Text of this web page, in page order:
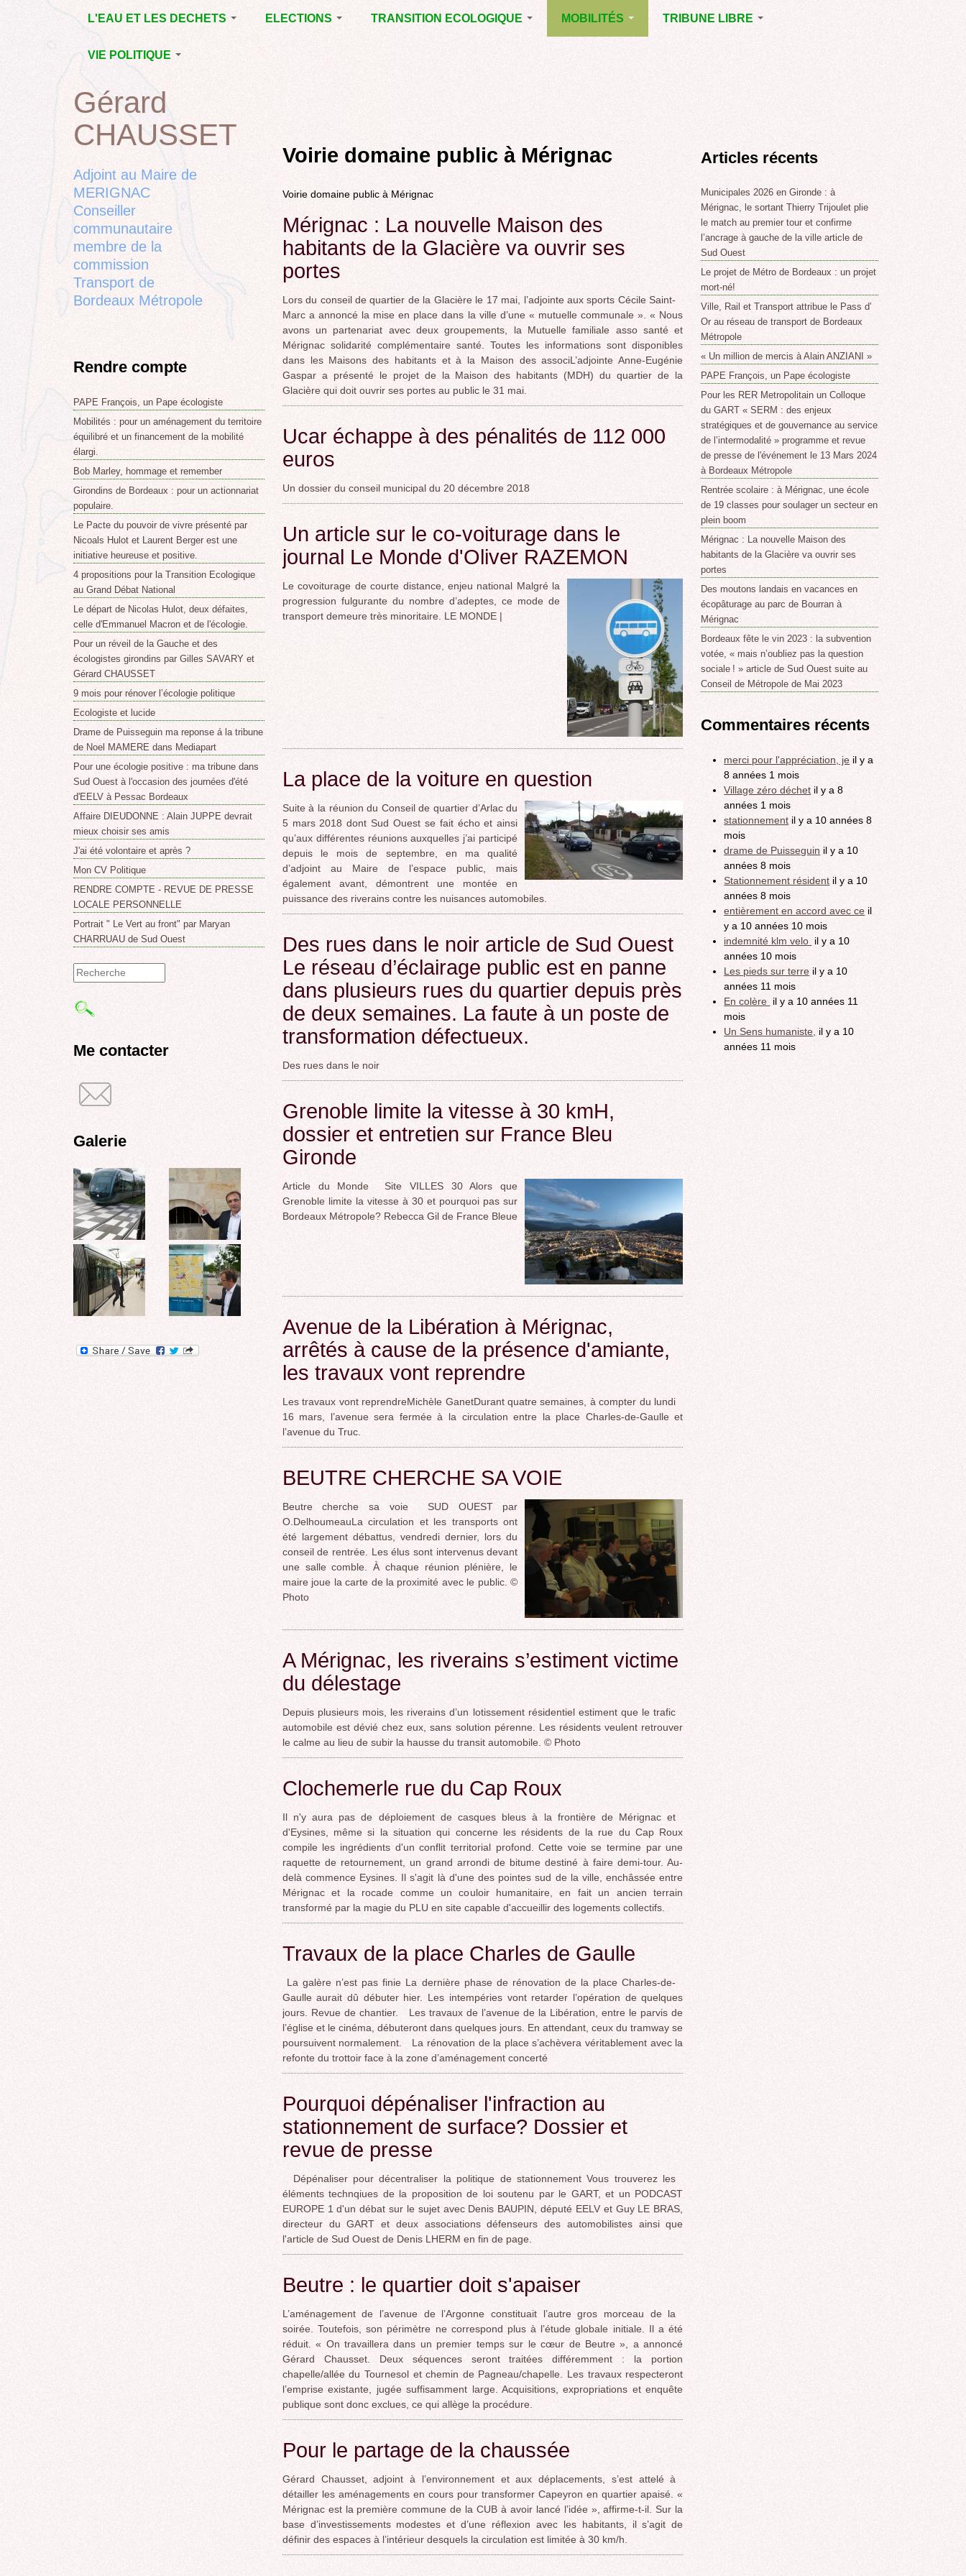
L'EAU ET LES DECHETS
ECONOMIE D’EAU,
SAGE, SÉCHERESSE
LA GESTION DES
DECHETS
CONTRAT DE L'EAU,
POLLUTIONS
ELECTIONS
DÉPARTEMENTALES
RUBRIQUE EN
CHANTIER ET A
COMPLETER
TRANSITION ECOLOGIQUE
LA LUTTE CONTRE
BIODIVERSITE,
ENVIRONNEMENT,
URBANISME
MOBILITÉS
VOIRIE DOMAINE
LE TRAMWAY REJOINT
MÉRIGNAC :
INAUGURATION,
REVUE DE PRESSE
GRAND
CONTOURNEMENT DE
BORDEAUX
TRAMWAY, RER
TRANSPORT
COLLECTIF
ROCADE VDO
TRIBUNE LIBRE
POINT DE VUE
VIE POLITIQUE
L’ACTION POLITIQUE À
MÉRIGNAC
BORDEAUX
METROPOLE
EMPLOI, SOLIDARITES
ELECTIONS,
RUBRIQUES
DIVERSES, PETITES
PHRASES..
to
top
Voirie domaine public à Mérignac
Voirie domaine public à Mérignac
Mérignac : La nouvelle Maison des
habitants de la Glacière va ouvrir ses
portes
Lors du conseil de quartier de la Glacière le 17 mai, l’adjointe aux sports Cécile Saint-
Marc a annoncé la mise en place dans la ville d’une « mutuelle communale ». « Nous
avons un partenariat avec deux groupements, la Mutuelle familiale asso santé et
Mérignac solidarité complémentaire santé. Toutes les informations sont disponibles
dans les Maisons des habitants et à la Maison des associL’adjointe Anne-Eugénie
Gaspar a présenté le projet de la Maison des habitants (MDH) du quartier de la
Glacière qui doit ouvrir ses portes au public le 31 mai.
Ucar échappe à des pénalités de 112 000
euros
Un dossier du conseil municipal du 20 décembre 2018
Un article sur le co-voiturage dans le
journal Le Monde d'Oliver RAZEMON
Le covoiturage de courte distance, enjeu national Malgré la
progression fulgurante du nombre d’adeptes, ce mode de
transport demeure très minoritaire. LE MONDE |
La place de la voiture en question
Suite à la réunion du Conseil de quartier d’Arlac du
5 mars 2018 dont Sud Ouest se fait écho et ainsi
qu’aux différentes réunions auxquelles j’ai participé
depuis le mois de septembre, en ma qualité
d’adjoint au Maire de l’espace public, mais
également avant, démontrent une montée en
puissance des riverains contre les nuisances automobiles.
Des rues dans le noir article de Sud Ouest
Le réseau d’éclairage public est en panne
dans plusieurs rues du quartier depuis près
de deux semaines. La faute à un poste de
transformation défectueux.
Des rues dans le noir
Grenoble limite la vitesse à 30 kmH,
dossier et entretien sur France Bleu
Gironde
Article du Monde Site VILLES 30 Alors que
Grenoble limite la vitesse à 30 et pourquoi pas sur
Bordeaux Métropole? Rebecca Gil de France Bleue
Avenue de la Libération à Mérignac,
arrêtés à cause de la présence d'amiante,
les travaux vont reprendre
Les travaux vont reprendreMichèle GanetDurant quatre semaines, à compter du lundi
16 mars, l’avenue sera fermée à la circulation entre la place Charles-de-Gaulle et
l’avenue du Truc.
BEUTRE CHERCHE SA VOIE
Beutre cherche sa voie SUD OUEST par
O.DelhoumeauLa circulation et les transports ont
été largement débattus, vendredi dernier, lors du
conseil de rentrée. Les élus sont intervenus devant
une salle comble. À chaque réunion plénière, le
maire joue la carte de la proximité avec le public. ©
Photo
A Mérignac, les riverains s’estiment victime
du délestage
Depuis plusieurs mois, les riverains d’un lotissement résidentiel estiment que le trafic
automobile est dévié chez eux, sans solution pérenne. Les résidents veulent retrouver
le calme au lieu de subir la hausse du transit automobile. © Photo
Clochemerle rue du Cap Roux
Il n'y aura pas de déploiement de casques bleus à la frontière de Mérignac et
d'Eysines, même si la situation qui concerne les résidents de la rue du Cap Roux
compile les ingrédients d'un conflit territorial profond. Cette voie se termine par une
raquette de retournement, un grand arrondi de bitume destiné à faire demi-tour. Au-
delà commence Eysines. Il s'agit là d'une des pointes sud de la ville, enchâssée entre
Mérignac et la rocade comme un couloir humanitaire, en fait un ancien terrain
transformé par la magie du PLU en site capable d'accueillir des logements collectifs.
Travaux de la place Charles de Gaulle
La galère n’est pas finie La dernière phase de rénovation de la place Charles-de-
Gaulle aurait dû débuter hier. Les intempéries vont retarder l’opération de quelques
jours. Revue de chantier. Les travaux de l’avenue de la Libération, entre le parvis de
l’église et le cinéma, débuteront dans quelques jours. En attendant, ceux du tramway se
poursuivent normalement. La rénovation de la place s’achèvera véritablement avec la
refonte du trottoir face à la zone d’aménagement concerté
Pourquoi dépénaliser l'infraction au
stationnement de surface? Dossier et
revue de presse
Dépénaliser pour décentraliser la politique de stationnement Vous trouverez les
éléments technqiues de la proposition de loi soutenu par le GART, et un PODCAST
EUROPE 1 d'un débat sur le sujet avec Denis BAUPIN, député EELV et Guy LE BRAS,
directeur du GART et deux associations défenseurs des automobilistes ainsi que
l'article de Sud Ouest de Denis LHERM en fin de page.
Beutre : le quartier doit s'apaiser
L’aménagement de l’avenue de l’Argonne constituait l’autre gros morceau de la
soirée. Toutefois, son périmètre ne correspond plus à l’étude globale initiale. Il a été
réduit. « On travaillera dans un premier temps sur le cœur de Beutre », a annoncé
Gérard Chausset. Deux séquences seront traitées différemment : la portion
chapelle/allée du Tournesol et chemin de Pagneau/chapelle. Les travaux respecteront
l’emprise existante, jugée suffisamment large. Acquisitions, expropriations et enquête
publique sont donc exclues, ce qui allège la procédure.
Pour le partage de la chaussée
Gérard Chausset, adjoint à l’environnement et aux déplacements, s’est attelé à
détailler les aménagements en cours pour transformer Capeyron en quartier apaisé. «
Mérignac est la première commune de la CUB à avoir lancé l’idée », affirme-t-il. Sur la
base d’investissements modestes et d’une réflexion avec les habitants, il s’agit de
définir des espaces à l’intérieur desquels la circulation est limitée à 30 km/h.
Back
to
top
Gérard
CHAUSSET
Adjoint au Maire de
MERIGNAC
Conseiller
communautaire
membre de la
commission
Transport de
Bordeaux Métropole
Rendre compte
PAPE François, un Pape écologiste
Mobilités : pour un aménagement du territoire
équilibré et un financement de la mobilité
élargi.
Bob Marley, hommage et remember
Girondins de Bordeaux : pour un actionnariat
populaire.
Le Pacte du pouvoir de vivre présenté par
Nicoals Hulot et Laurent Berger est une
initiative heureuse et positive.
4 propositions pour la Transition Ecologique
au Grand Débat National
Le départ de Nicolas Hulot, deux défaites,
celle d'Emmanuel Macron et de l'écologie.
Pour un réveil de la Gauche et des
écologistes girondins par Gilles SAVARY et
Gérard CHAUSSET
9 mois pour rénover l’écologie politique
Ecologiste et lucide
Drame de Puisseguin ma reponse á la tribune
de Noel MAMERE dans Mediapart
Pour une écologie positive : ma tribune dans
Sud Ouest à l'occasion des journées d'été
d'EELV à Pessac Bordeaux
Affaire DIEUDONNE : Alain JUPPE devrait
mieux choisir ses amis
J'ai été volontaire et après ?
Mon CV Politique
RENDRE COMPTE - REVUE DE PRESSE
LOCALE PERSONNELLE
Portrait " Le Vert au front" par Maryan
CHARRUAU de Sud Ouest
Formulaire
de
Me contacter
Galerie
Articles récents
Municipales 2026 en Gironde : à
Mérignac, le sortant Thierry Trijoulet plie
le match au premier tour et confirme
l’ancrage à gauche de la ville article de
Sud Ouest
Le projet de Métro de Bordeaux : un projet
mort-né!
Ville, Rail et Transport attribue le Pass d’
Or au réseau de transport de Bordeaux
Métropole
« Un million de mercis à Alain ANZIANI »
PAPE François, un Pape écologiste
Pour les RER Metropolitain un Colloque
du GART « SERM : des enjeux
stratégiques et de gouvernance au service
de l’intermodalité » programme et revue
de presse de l'événement le 13 Mars 2024
à Bordeaux Métropole
Rentrée scolaire : à Mérignac, une école
de 19 classes pour soulager un secteur en
plein boom
Mérignac : La nouvelle Maison des
habitants de la Glacière va ouvrir ses
portes
Des moutons landais en vacances en
écopâturage au parc de Bourran à
Mérignac
Bordeaux fête le vin 2023 : la subvention
votée, « mais n’oubliez pas la question
sociale ! » article de Sud Ouest suite au
Conseil de Métropole de Mai 2023
Commentaires récents
merci pour l'appréciation, je il y a
8 années 1 mois
Village zéro déchet il y a 8
années 1 mois
stationnement il y a 10 années 8
mois
drame de Puisseguin il y a 10
années 8 mois
Stationnement résident il y a 10
années 8 mois
entièrement en accord avec ce il
y a 10 années 10 mois
indemnité klm velo il y a 10
années 10 mois
Les pieds sur terre il y a 10
années 11 mois
En colère il y a 10 années 11
mois
Un Sens humaniste, il y a 10
années 11 mois